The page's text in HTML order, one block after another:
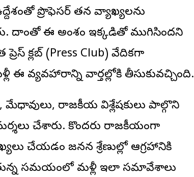
ప్రొఫెసర్ తన వ్యాఖ్యలను
దాంతో ఈ అంశం ఇక్కడితో ముగిసిందని
క్లబ్ (Press Club) వేదికగా
వ్యవహారాన్ని వార్తల్లోకి తీసుకువచ్చింది.
మేధావులు, రాజకీయ విశ్లేషకులు పాల్గొని
చేశారు. కొందరు రాజకీయంగా
చేయడం జనసేన శ్రేణుల్లో ఆగ్రహానికి
సమయంలో మళ్లీ ఇలా సమావేశాలు